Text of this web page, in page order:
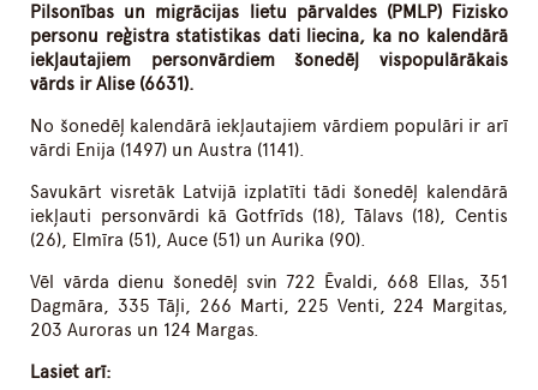
Pilsonības un migrācijas lietu pārvaldes (PMLP) Fizisko
personu reģistra statistikas dati liecina, ka no kalendārā
iekļautajiem personvārdiem šonedēļ vispopulārākais
vārds ir Alise (6631).
No šonedēļ kalendārā iekļautajiem vārdiem populāri ir arī
vārdi Enija (1497) un Austra (1141).
Savukārt visretāk Latvijā izplatīti tādi šonedēļ kalendārā
iekļauti personvārdi kā Gotfrīds (18), Tālavs (18), Centis
(26), Elmīra (51), Auce (51) un Aurika (90).
Vēl vārda dienu šonedēļ svin 722 Ēvaldi, 668 Ellas, 351
Dagmāra, 335 Tāļi, 266 Marti, 225 Venti, 224 Margitas,
203 Auroras un 124 Margas.
Lasiet arī: